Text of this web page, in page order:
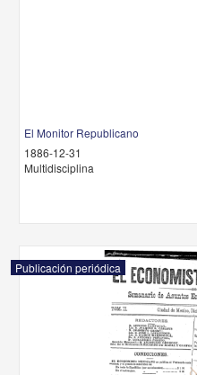
El Monitor Republicano
1886-12-31
Multidisciplina
Publicación periódica